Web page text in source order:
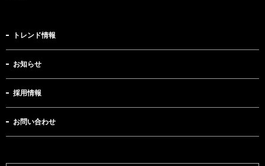
トレンド情報
お知らせ
採用情報
お問い合わせ